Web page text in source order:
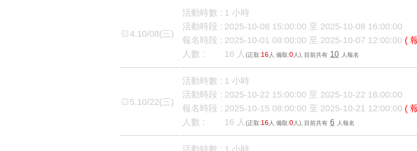
4.10/08(三)
活動時數 : 1 小時
活動時段 : 2025-10-08 15:00:00 至 2025-10-08 16:00:00
報名時段 : 2025-10-01 08:00:00 至 2025-10-07 12:00:00 (
人數 :
16 人 (正取:16人 備取:0人), 目前共有 10 人報名
5.10/22(三)
活動時數 : 1 小時
活動時段 : 2025-10-22 15:00:00 至 2025-10-22 16:00:00
報名時段 : 2025-10-15 08:00:00 至 2025-10-21 12:00:00 (
人數 :
16 人 (正取:16人 備取:0人), 目前共有 6 人報名
活動時數 : 1 小時